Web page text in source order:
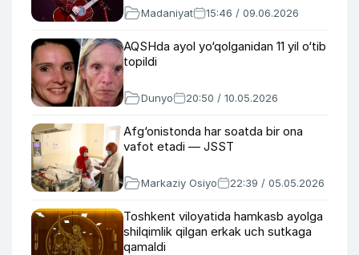
Madaniyat 15:46 / 09.06.2026
AQSHda ayol yo‘qolganidan 11 yil o‘tib
topildi
Dunyo 20:50 / 10.05.2026
Afg‘onistonda har soatda bir ona
vafot etadi — JSST
Markaziy Osiyo 22:39 / 05.05.2026
Toshkent viloyatida hamkasb ayolga
shilqimlik qilgan erkak uch sutkaga
qamaldi